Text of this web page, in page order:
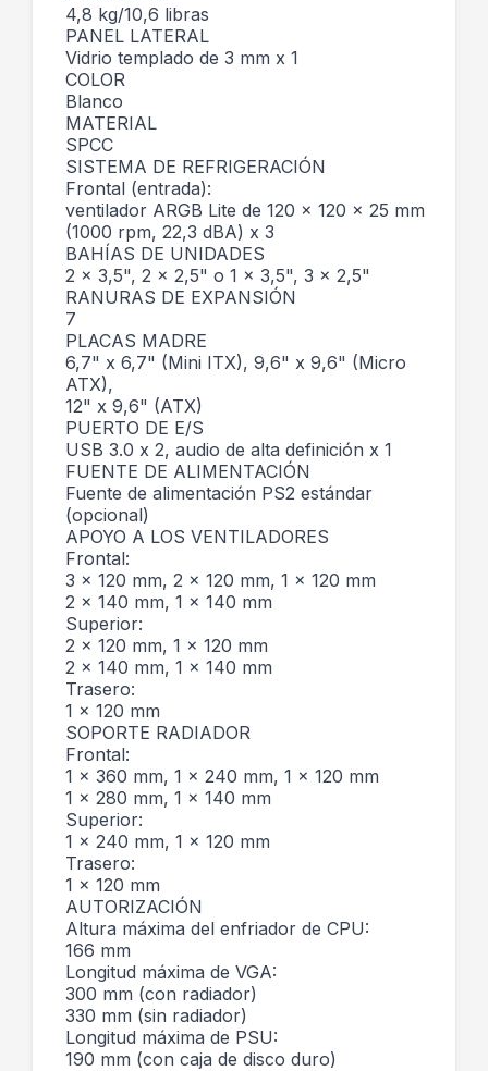
4,8 kg/10,6 libras
PANEL LATERAL
Vidrio templado de 3 mm x 1
COLOR
Blanco
MATERIAL
SPCC
SISTEMA DE REFRIGERACIÓN
Frontal (entrada):
ventilador ARGB Lite de 120 x 120 x 25 mm
(1000 rpm, 22,3 dBA) x 3
BAHÍAS DE UNIDADES
2 x 3,5", 2 x 2,5" o 1 x 3,5", 3 x 2,5"
RANURAS DE EXPANSIÓN
7
PLACAS MADRE
6,7" x 6,7" (Mini ITX), 9,6" x 9,6" (Micro
ATX),
12" x 9,6" (ATX)
PUERTO DE E/S
USB 3.0 x 2, audio de alta definición x 1
FUENTE DE ALIMENTACIÓN
Fuente de alimentación PS2 estándar
(opcional)
APOYO A LOS VENTILADORES
Frontal:
3 x 120 mm, 2 x 120 mm, 1 x 120 mm
2 x 140 mm, 1 x 140 mm
Superior:
2 x 120 mm, 1 x 120 mm
2 x 140 mm, 1 x 140 mm
Trasero:
1 x 120 mm
SOPORTE RADIADOR
Frontal:
1 x 360 mm, 1 x 240 mm, 1 x 120 mm
1 x 280 mm, 1 x 140 mm
Superior:
1 x 240 mm, 1 x 120 mm
Trasero:
1 x 120 mm
AUTORIZACIÓN
Altura máxima del enfriador de CPU:
166 mm
Longitud máxima de VGA:
300 mm (con radiador)
330 mm (sin radiador)
Longitud máxima de PSU:
190 mm (con caja de disco duro)